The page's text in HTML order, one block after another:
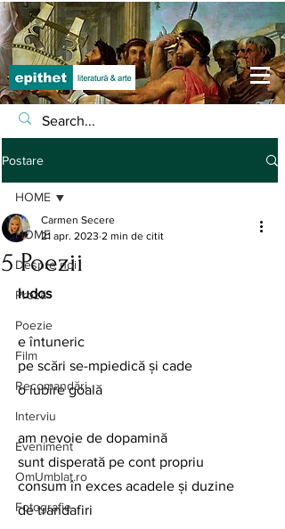
Postare
HOME
Despre noi
Proză
Poezie
Film
Recomandări
Interviu
Eveniment
OmUmblat.ro
Fotografie
HOME
5 Poezii
Carmen Secere
21 apr. 2023 2 min de citit
ludos
e întuneric
pe scări se-mpiedică și cade
o iubire goală
am nevoie de dopamină
sunt disperată pe cont propriu
consum în exces acadele și duzine
de trandafiri